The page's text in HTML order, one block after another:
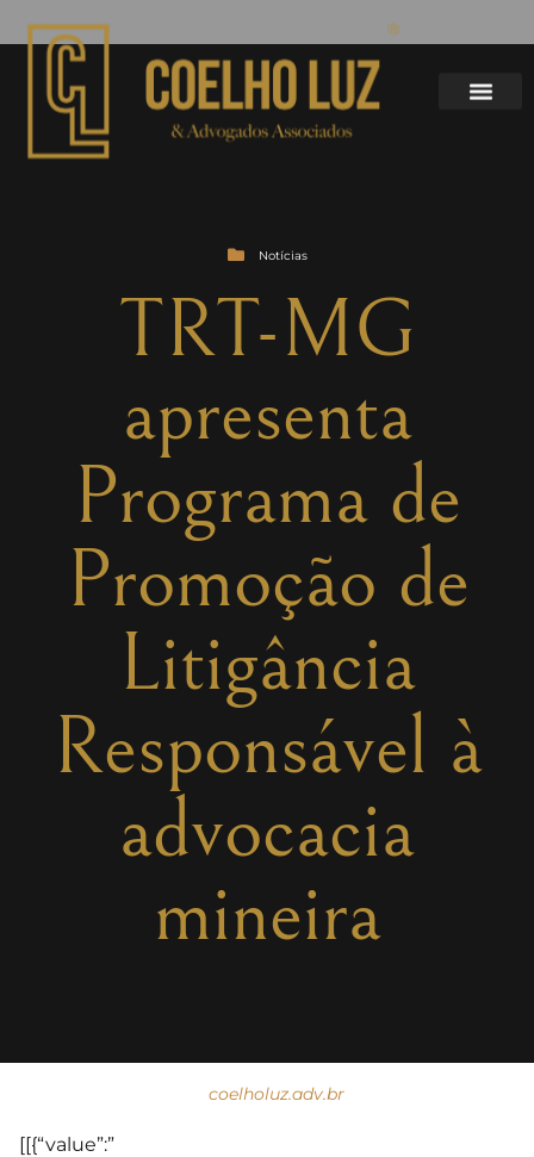
Notícias
TRT-MG
apresenta
Programa de
Promoção de
Litigância
Responsável à
advocacia
mineira
coelholuz.adv.br
[[{“value”:”